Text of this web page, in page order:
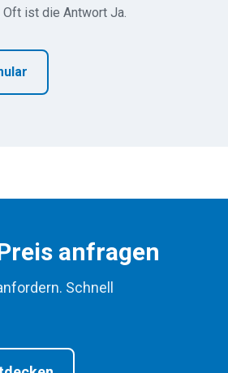
ist die Antwort Ja.
anfragen
Schnell